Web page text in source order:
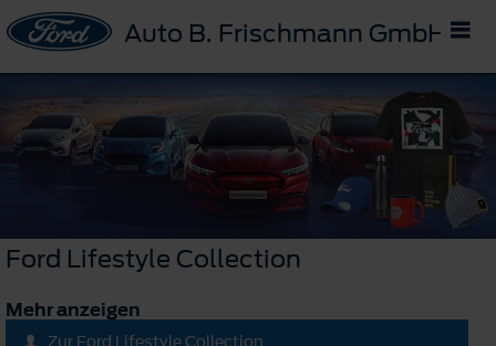
Auto B. Frischmann GmbH
Ford Lifestyle Collection
Mehr anzeigen